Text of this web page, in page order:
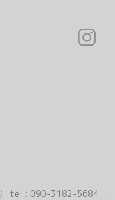
tel : 090-3182-5684